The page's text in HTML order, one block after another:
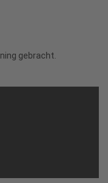
gebracht.